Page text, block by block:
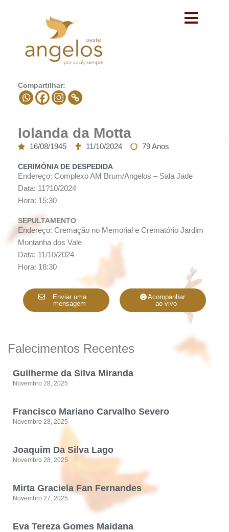
Compartilhar:
Iolanda da Motta
16/08/1945 11/10/2024 79 Anos
CERIMÔNIA DE DESPEDIDA
Endereço: Complexo AM Brum/Angelos – Sala Jade
Data: 11?10/2024
Hora: 15:30
SEPULTAMENTO
Endereço: Cremação no Memorial e Crematório Jardim
Montanha dos Vale
Data: 11/10/2024
Hora: 18:30
Enviar uma
mensagem
Acompanhar
ao vivo
Falecimentos Recentes
Guilherme da Silva Miranda
Novembro 28, 2025
Francisco Mariano Carvalho Severo
Novembro 28, 2025
Joaquim Da Silva Lago
Novembro 28, 2025
Mirta Graciela Fan Fernandes
Novembro 27, 2025
Eva Tereza Gomes Maidana